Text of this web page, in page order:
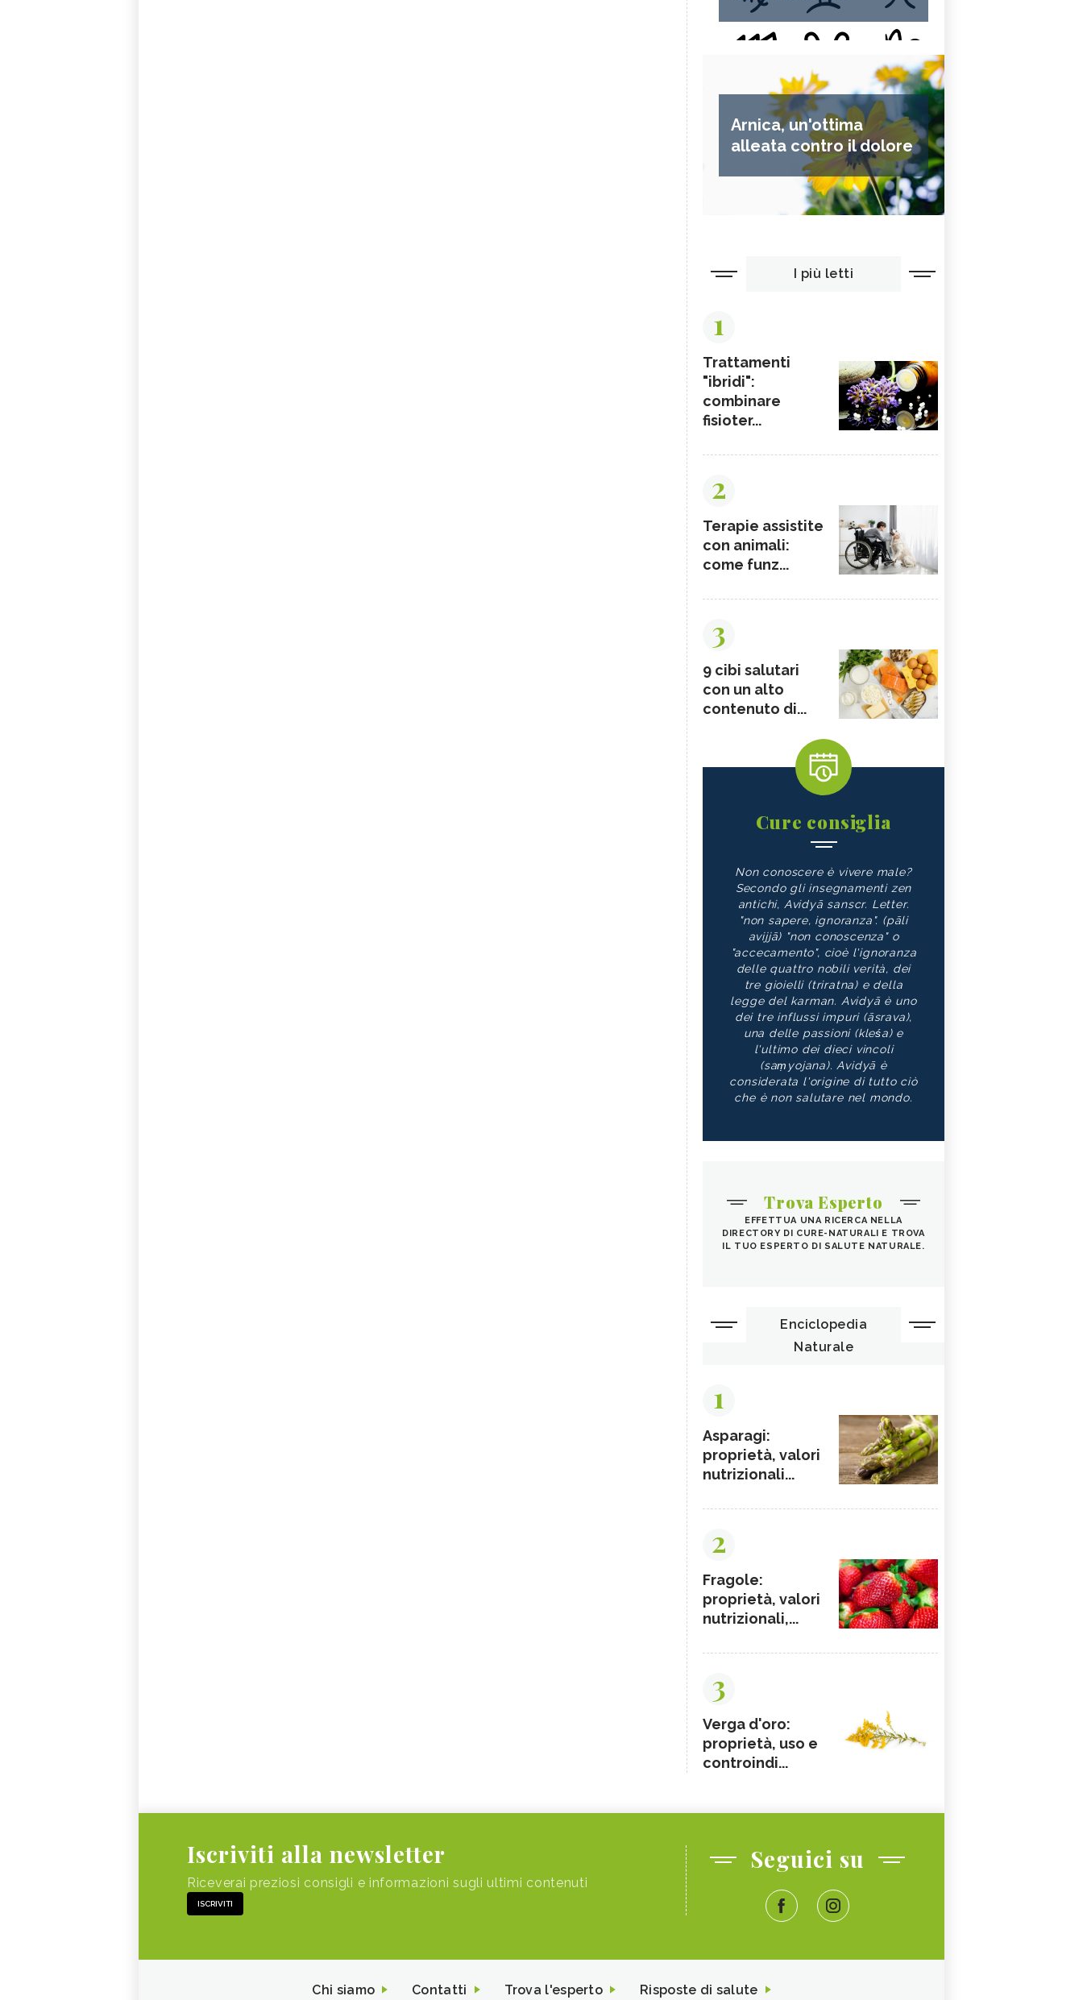
Arnica, un'ottima
alleata contro il dolore
I più letti
1
Trattamenti
"ibridi":
combinare
fisioter...
2
Terapie assistite
con animali:
come funz...
3
9 cibi salutari
con un alto
contenuto di...
Cure consiglia
Non conoscere è vivere male?
Secondo gli insegnamenti zen
antichi, Avidyā sanscr. Letter.
"non sapere, ignoranza". (pāli
avijjā) "non conoscenza" o
"accecamento", cioè l'ignoranza
delle quattro nobili verità, dei
tre gioielli (triratna) e della
legge del karman. Avidyā è uno
dei tre influssi impuri (āsrava),
una delle passioni (kleśa) e
l'ultimo dei dieci vincoli
(saṃyojana). Avidyā è
considerata l'origine di tutto ciò
che è non salutare nel mondo.
Trova Esperto
EFFETTUA UNA RICERCA NELLA
DIRECTORY DI CURE-NATURALI E TROVA
IL TUO ESPERTO DI SALUTE NATURALE.
Enciclopedia
Naturale
1
Asparagi:
proprietà, valori
nutrizionali...
2
Fragole:
proprietà, valori
nutrizionali,...
3
Verga d'oro:
proprietà, uso e
controindi...
Iscriviti alla newsletter
Riceverai preziosi consigli e informazioni sugli ultimi contenuti
ISCRIVITI
Seguici su
Chi siamo Contatti Trova l'esperto Risposte di salute